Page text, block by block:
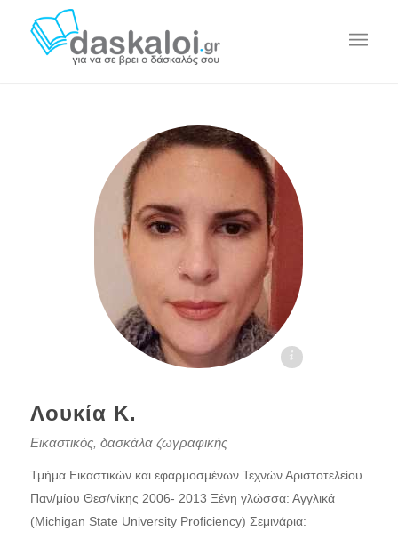
Λουκία Κ. daskaloi.gr
Λουκία Κ.
Εικαστικός, δασκάλα ζωγραφικής
Τμήμα Εικαστικών και εφαρμοσμένων Τεχνών Αριστοτελείου
Παν/μίου Θεσ/νίκης 2006- 2013 Ξένη γλώσσα: Αγγλικά
(Michigan State University Proficiency) Σεμινάρια: